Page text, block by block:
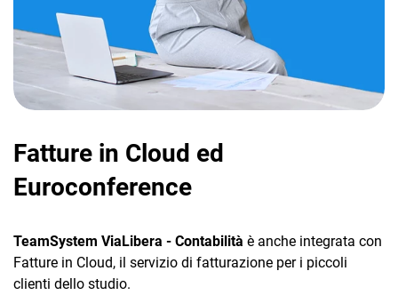
Fatture in Cloud ed
Euroconference
TeamSystem ViaLibera - Contabilità è anche integrata con
Fatture in Cloud, il servizio di fatturazione per i piccoli
clienti dello studio.